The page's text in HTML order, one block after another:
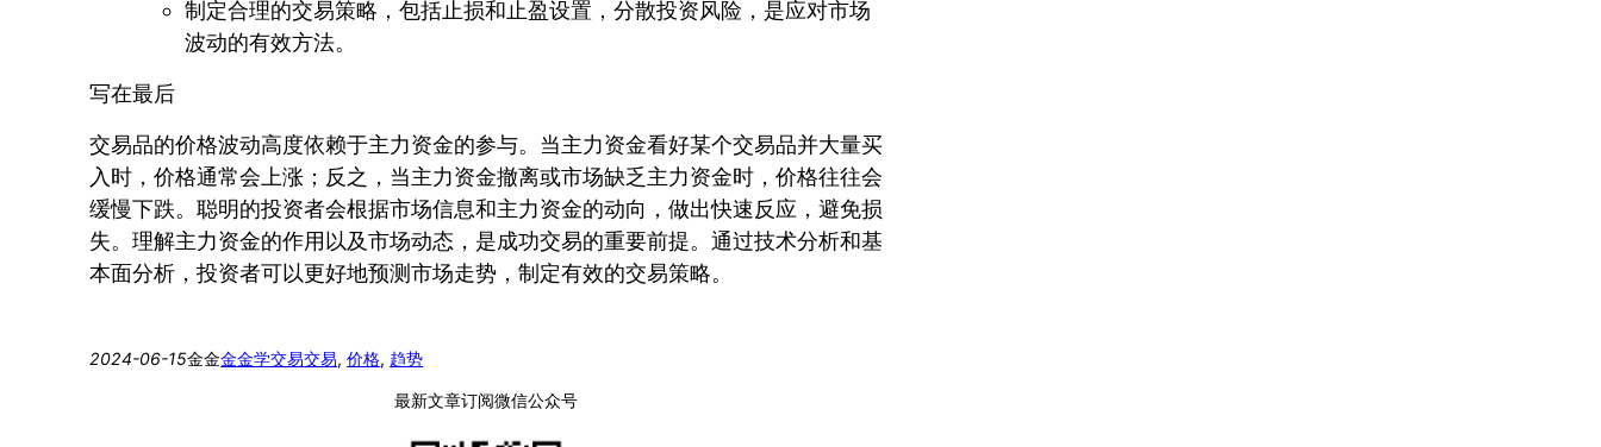
制定合理的交易策略，包括止损和止盈设置，分散投资风险，是应对市场
波动的有效方法。
写在最后
交易品的价格波动高度依赖于主力资金的参与。当主力资金看好某个交易品并大量买
入时，价格通常会上涨；反之，当主力资金撤离或市场缺乏主力资金时，价格往往会
缓慢下跌。聪明的投资者会根据市场信息和主力资金的动向，做出快速反应，避免损
失。理解主力资金的作用以及市场动态，是成功交易的重要前提。通过技术分析和基
本面分析，投资者可以更好地预测市场走势，制定有效的交易策略。
2024-06-15金金金金学交易交易, 价格, 趋势
最新文章订阅微信公众号